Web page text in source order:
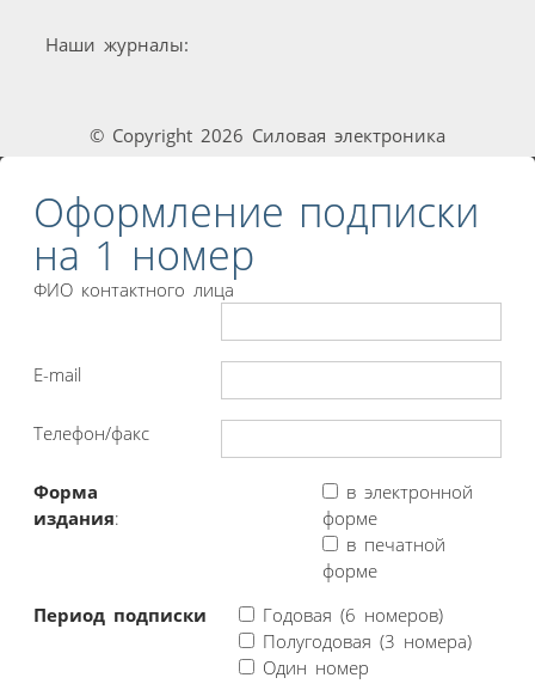
Наши журналы:
© Copyright 2026 Силовая электроника
Оформление подписки
на 1 номер
ФИО контактного лица
E-mail
Телефон/факс
Форма
издания:
в электронной
форме
в печатной
форме
Период подписки
Годовая (6 номеров)
Полугодовая (3 номера)
Один номер